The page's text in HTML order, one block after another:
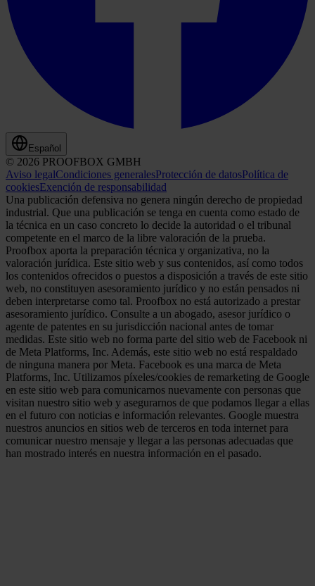
Español
© 2026 PROOFBOX GMBH
Aviso legalCondiciones generalesProtección de datosPolítica de
cookiesExención de responsabilidad
Una publicación defensiva no genera ningún derecho de propiedad
industrial. Que una publicación se tenga en cuenta como estado de
la técnica en un caso concreto lo decide la autoridad o el tribunal
competente en el marco de la libre valoración de la prueba.
Proofbox aporta la preparación técnica y organizativa, no la
valoración jurídica. Este sitio web y sus contenidos, así como todos
los contenidos ofrecidos o puestos a disposición a través de este sitio
web, no constituyen asesoramiento jurídico y no están pensados ni
deben interpretarse como tal. Proofbox no está autorizado a prestar
asesoramiento jurídico. Consulte a un abogado, asesor jurídico o
agente de patentes en su jurisdicción nacional antes de tomar
medidas. Este sitio web no forma parte del sitio web de Facebook ni
de Meta Platforms, Inc. Además, este sitio web no está respaldado
de ninguna manera por Meta. Facebook es una marca de Meta
Platforms, Inc. Utilizamos píxeles/cookies de remarketing de Google
en este sitio web para comunicarnos nuevamente con personas que
visitan nuestro sitio web y asegurarnos de que podamos llegar a ellas
en el futuro con noticias e información relevantes. Google muestra
nuestros anuncios en sitios web de terceros en toda internet para
comunicar nuestro mensaje y llegar a las personas adecuadas que
han mostrado interés en nuestra información en el pasado.